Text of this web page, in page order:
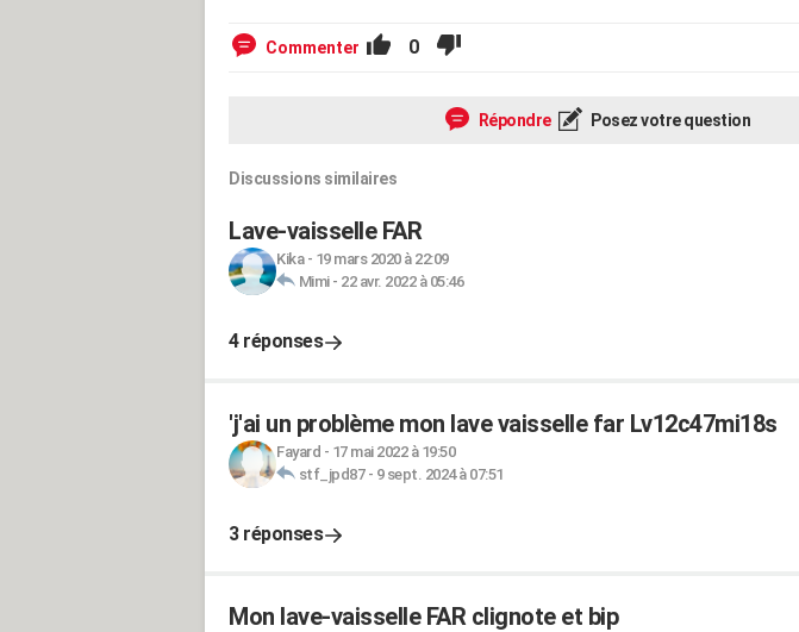
Commenter 0
Répondre Posez votre question
Discussions similaires
Lave-vaisselle FAR
Kika- 19 mars 2020 à 22:09
Mimi- 22 avr. 2022 à 05:46
4 réponses
'j'ai un problème mon lave vaisselle far Lv12c47mi18s
Fayard - 17 mai 2022 à 19:50
stf_jpd87- 9 sept. 2024 à 07:51
3 réponses
Mon lave-vaisselle FAR clignote et bip